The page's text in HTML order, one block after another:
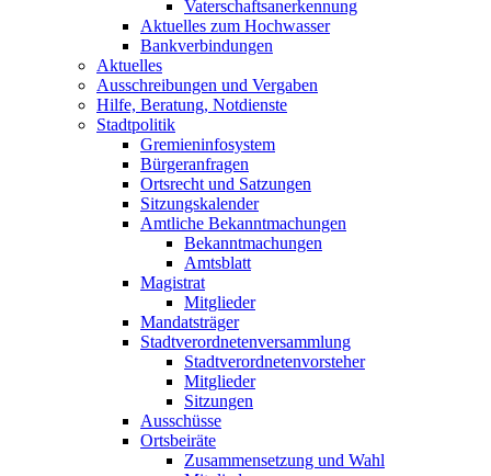
Vaterschaftsanerkennung
Aktuelles zum Hochwasser
Bankverbindungen
Aktuelles
Ausschreibungen und Vergaben
Hilfe, Beratung, Notdienste
Stadtpolitik
Gremieninfosystem
Bürgeranfragen
Ortsrecht und Satzungen
Sitzungskalender
Amtliche Bekanntmachungen
Bekanntmachungen
Amtsblatt
Magistrat
Mitglieder
Mandatsträger
Stadtverordnetenversammlung
Stadtverordnetenvorsteher
Mitglieder
Sitzungen
Ausschüsse
Ortsbeiräte
Zusammensetzung und Wahl